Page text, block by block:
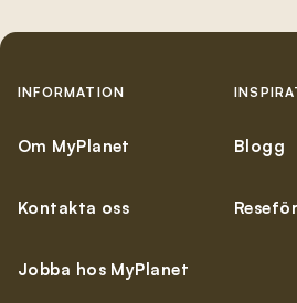
INFORMATION
Om MyPlanet
Kontakta oss
Jobba hos MyPlanet
Blogg